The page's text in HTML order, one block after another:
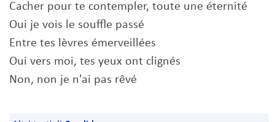
Cacher pour te contempler, toute une éternité
Oui je vois le souffle passé
Entre tes lèvres émerveillées
Oui vers moi, tes yeux ont clignés
Non, non je n'ai pas rêvé